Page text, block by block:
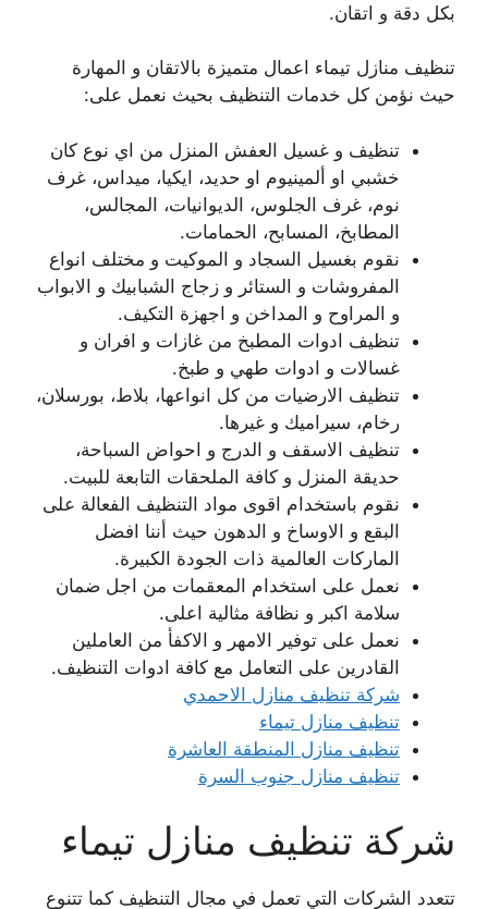
بكل دقة و اتقان.
تنظيف منازل تيماء اعمال متميزة بالاتقان و المهارة
حيث نؤمن كل خدمات التنظيف بحيث نعمل على:
تنظيف و غسيل العفش المنزل من اي نوع كان
خشبي او ألمينيوم او حديد، ايكيا، ميداس، غرف
نوم، غرف الجلوس، الديوانيات، المجالس،
المطابخ، المسابح، الحمامات.
نقوم بغسيل السجاد و الموكيت و مختلف انواع
المفروشات و الستائر و زجاج الشبابيك و الابواب
و المراوح و المداخن و اجهزة التكيف.
تنظيف ادوات المطبخ من غازات و افران و
غسالات و ادوات طهي و طبخ.
تنظيف الارضيات من كل انواعها، بلاط، بورسلان،
رخام، سيراميك و غيرها.
تنظيف الاسقف و الدرج و احواض السباحة،
حديقة المنزل و كافة الملحقات التابعة للبيت.
نقوم باستخدام اقوى مواد التنظيف الفعالة على
البقع و الاوساخ و الدهون حيث أننا افضل
الماركات العالمية ذات الجودة الكبيرة.
نعمل على استخدام المعقمات من اجل ضمان
سلامة اكبر و نظافة مثالية اعلى.
نعمل على توفير الامهر و الاكفأ من العاملين
القادرين على التعامل مع كافة ادوات التنظيف.
شركة تنظيف منازل الاحمدي
تنظيف منازل تيماء
تنظيف منازل المنطقة العاشرة
تنظيف منازل جنوب السرة
شركة تنظيف منازل تيماء
تتعدد الشركات التي تعمل في مجال التنظيف كما تتنوع